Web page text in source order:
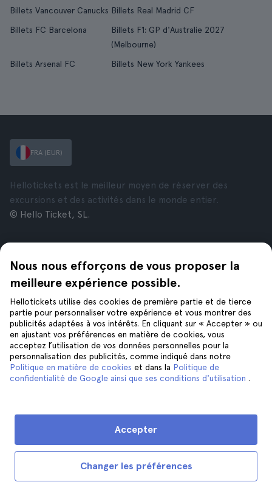
Billets Vancouver Canucks Billets Real Madrid CF
Billets FC Barcelona
Billets F1: GP d'Australie 2027
(Melbourne)
Billets Arsenal FC
Billets New York Yankees
Nous nous efforçons de vous proposer la
meilleure expérience possible.
Hellotickets utilise des cookies de première partie et de tierce
partie pour personnaliser votre expérience et vous montrer des
publicités adaptées à vos intérêts. En cliquant sur « Accepter » ou
en ajustant vos préférences en matière de cookies, vous
acceptez l’utilisation de vos données personnelles pour la
personnalisation des publicités, comme indiqué dans notre
Politique en matière de cookies et dans la Politique de
confidentialité de Google ainsi que ses conditions d'utilisation .
Changer les préférences
Accepter
FRA (EUR)
Hellotickets est le meilleur moyen de réserver des
excursions et des activités dans le monde entier.
© Hello Ticket, SL.
À propos de nous
Offres d’emploi
Avis
Confidentialité
Conditions générales
Mentions Légales
Cookies
New York
Rome
Londres
Grenade
Cracovie
Tenerife
Aide